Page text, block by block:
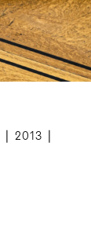
2013